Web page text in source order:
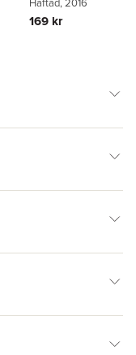
Häftad, 2016
169 kr